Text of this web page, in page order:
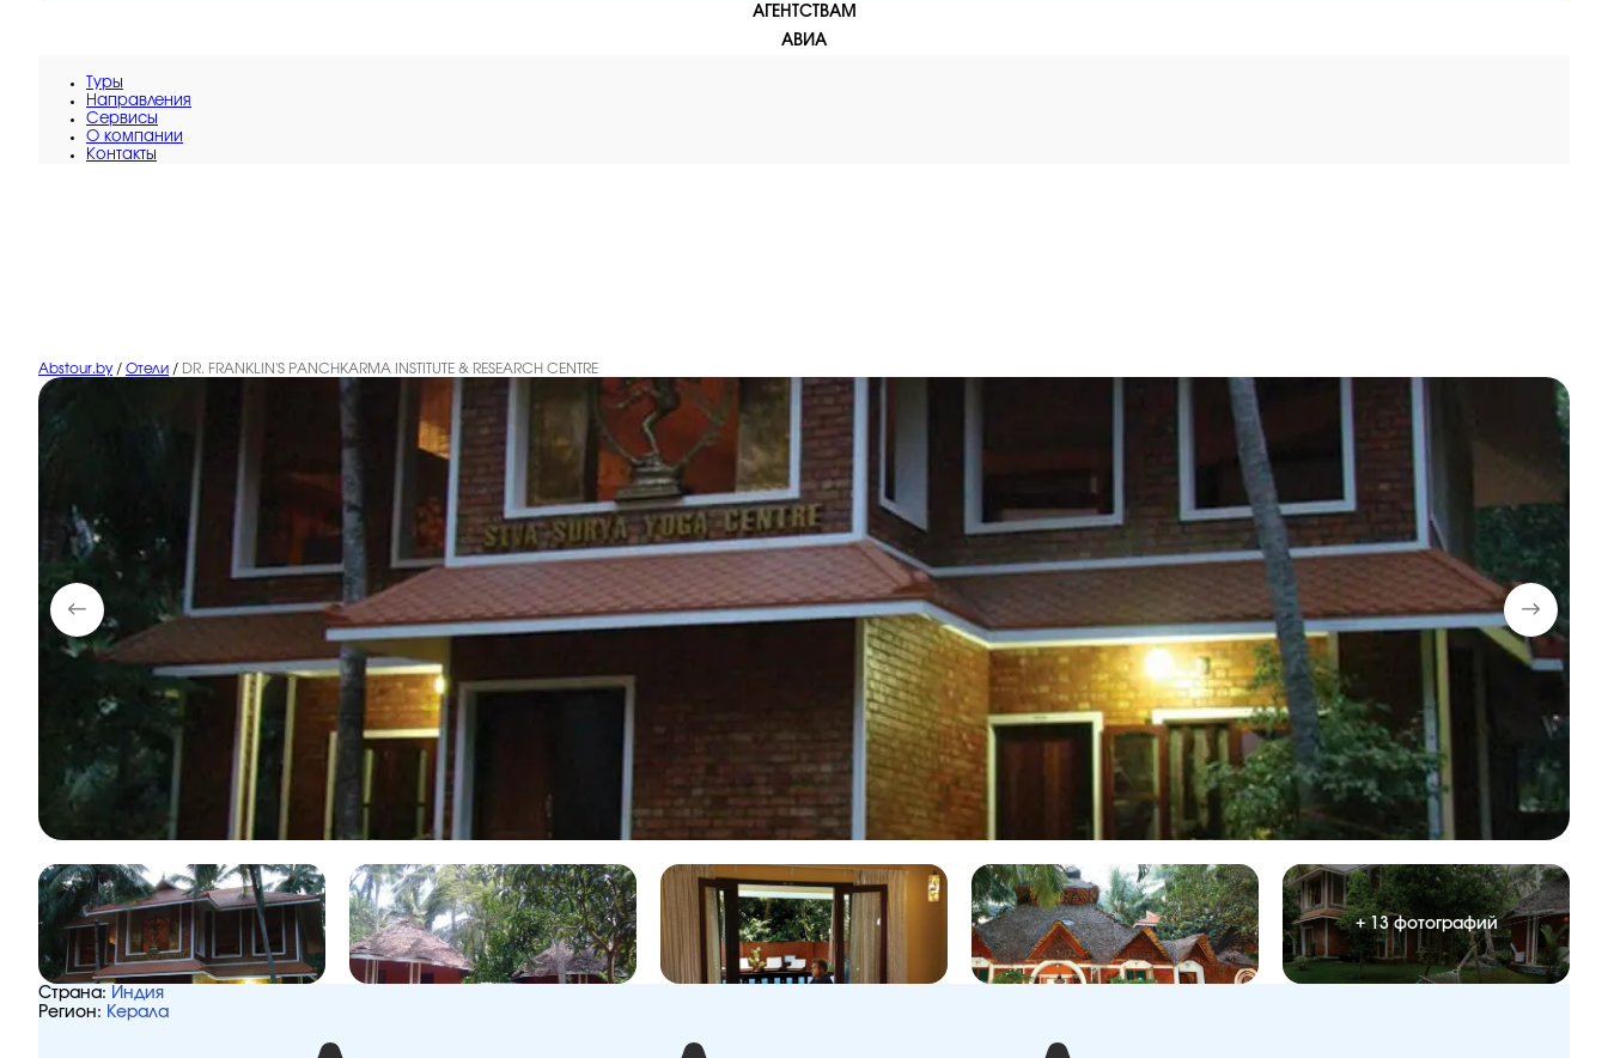
АГЕНТСТВАМ
АВИА
Туры
Направления
Сервисы
O компании
Контакты
Abstour.by / Отели / DR. FRANKLIN'S PANCHKARMA INSTITUTE & RESEARCH CENTRE
+ 13 фотографий
Страна: Индия
Регион: Керала